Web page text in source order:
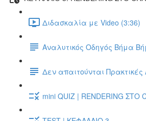
Διδασκαλία με Video (3:36)
Αναλυτικός Οδηγός Βήμα
Δεν απαιτούνται Πρακτικές
mini QUIZ | RENDERING ΣΤΟ